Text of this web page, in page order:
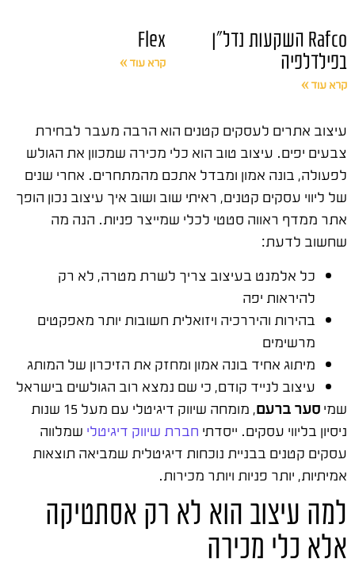
Rafco השקעות נדל"ן
בפילדלפיה
קרא עוד »
Flex
קרא עוד »
עיצוב אתרים לעסקים קטנים הוא הרבה מעבר לבחירת
צבעים יפים. עיצוב טוב הוא כלי מכירה שמכוון את הגולש
לפעולה, בונה אמון ומבדל אתכם מהמתחרים. אחרי שנים
של ליווי עסקים קטנים, ראיתי שוב ושוב איך עיצוב נכון הופך
אתר ממדף ראווה סטטי לכלי שמייצר פניות. הנה מה
שחשוב לדעת:
כל אלמנט בעיצוב צריך לשרת מטרה, לא רק
להיראות יפה
בהירות והיררכיה ויזואלית חשובות יותר מאפקטים
מרשימים
מיתוג אחיד בונה אמון ומחזק את הזיכרון של המותג
עיצוב לנייד קודם, כי שם נמצא רוב הגולשים בישראל
שמיסער ברעם
, מומחה שיווק דיגיטלי עם מעל 15 שנות
ניסיון בליווי עסקים. ייסדתי חברת שיווק דיגיטלי שמלווה
עסקים קטנים בבניית נוכחות דיגיטלית שמביאה תוצאות
אמיתיות, יותר פניות ויותר מכירות.
למה עיצוב הוא לא רק אסתטיקה
אלא כלי מכירה